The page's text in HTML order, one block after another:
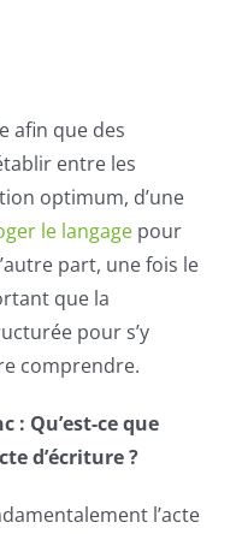
afin que des
entre les
optimum, d’une
le langage pour
part, une fois le
que la
pour s’y
comprendre.
: Qu’est-ce que
d’écriture ?
l’acte